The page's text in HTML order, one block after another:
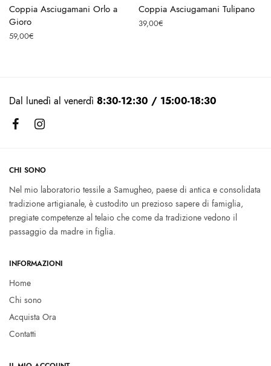
Coppia Asciugamani Orlo a
Gioro
59,00€
Coppia Asciugamani Tulipano
39,00€
Dal lunedì al venerdì8:30-12:30 / 15:00-18:30
CHI SONO
Nel mio laboratorio tessile a Samugheo, paese di antica e consolidata
tradizione artigianale, è custodito un prezioso sapere di famiglia,
pregiate competenze al telaio che come da tradizione vedono il
passaggio da madre in figlia.
INFORMAZIONI
Home
Chi sono
Acquista Ora
Contatti